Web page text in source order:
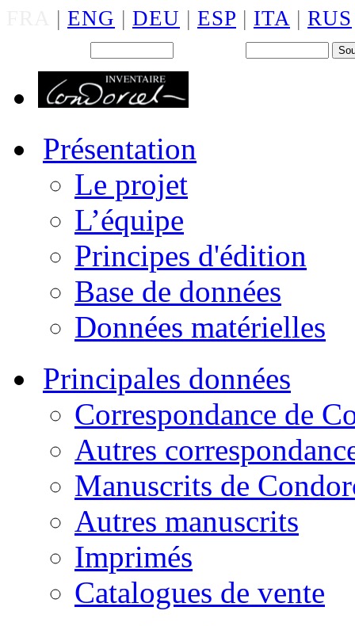
| ENG | DEU | ESP | ITA | RUS
Présentation
Le projet
L’équipe
Principes d'édition
Base de données
Données matérielles
Principales données
Correspondance de
Autres
Manuscrits de
Autres manuscrits
Imprimés
Catalogues de vente